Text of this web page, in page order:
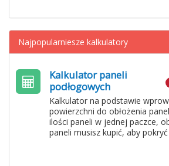
Najpopularniesze kalkulatory
Kalkulator paneli
podłogowych
Kalkulator na podstawie
powierzchni do obłożenia
ilości paneli w jednej paczce,
paneli musisz kupić, aby